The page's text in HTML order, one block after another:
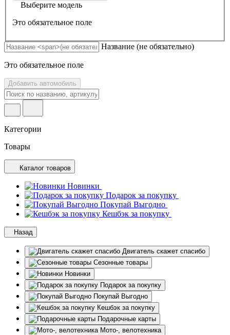
Выберите модель
Это обязательное поле
Название (не обязательно)
Это обязательное поле
Добавить автомобиль
Категории
Товары
Каталог товаров
Новинки
Подарок за покупку
Покупай Выгодно
Кешбэк за покупку
Назад
Двигатель скажет спасибо
Сезонные товары
Новинки
Подарок за покупку
Покупай Выгодно
Кешбэк за покупку
Подарочные карты
Мото-, велотехника